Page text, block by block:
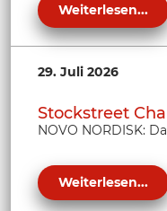
Weiterlesen...
29. Juli 2026
Stockstreet
NOVO NORDISK:
Weiterlesen...